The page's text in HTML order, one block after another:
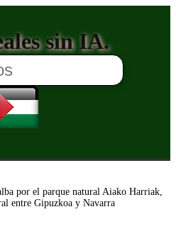
sin IA.
por el parque natural Aiako Harriak,
entre Gipuzkoa y Navarra